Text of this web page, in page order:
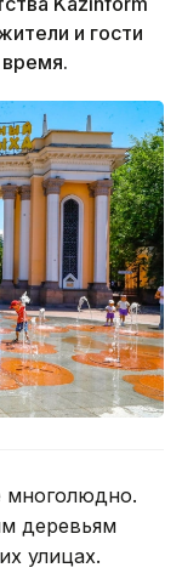
и гости
многолюдно.
деревьям
улицах.